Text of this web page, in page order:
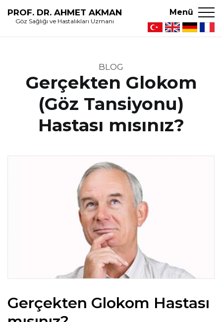
PROF. DR. AHMET AKMAN
Göz Sağlığı ve Hastalıkları Uzmanı
Menü
BLOG
Gerçekten Glokom
(Göz Tansiyonu)
Hastası mısınız?
Gerçekten Glokom Hastası